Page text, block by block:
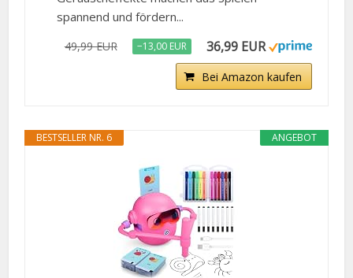
spannend und fördern...
49,99 EUR −13,00 EUR 36,99 EUR
Bei Amazon kaufen
ANGEBOT
BESTSELLER NR. 6